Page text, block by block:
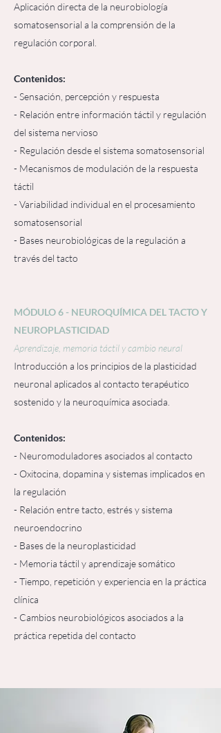
Aplicación directa de la neurobiología
somatosensorial a la comprensión de la
regulación corporal.
Contenidos:
- Sensación, percepción y respuesta
- Relación entre información táctil y regulación
del sistema nervioso
- Regulación desde el sistema somatosensorial
- Mecanismos de modulación de la respuesta
táctil
- Variabilidad individual en el procesamiento
somatosensorial
- Bases neurobiológicas de la regulación a
través del tacto
MÓDULO 6 - NEUROQUÍMICA DEL TACTO Y
NEUROPLASTICIDAD
Aprendizaje, memoria táctil y cambio neural
Introducción a los principios de la plasticidad
neuronal aplicados al contacto terapéutico
sostenido y la neuroquímica asociada.
Contenidos:
- Neuromoduladores asociados al contacto
- Oxitocina, dopamina y sistemas implicados en
la regulación
- Relación entre tacto, estrés y sistema
neuroendocrino
- Bases de la neuroplasticidad
- Memoria táctil y aprendizaje somático
- Tiempo, repetición y experiencia en la práctica
clínica
- Cambios neurobiológicos asociados a la
práctica repetida del contacto